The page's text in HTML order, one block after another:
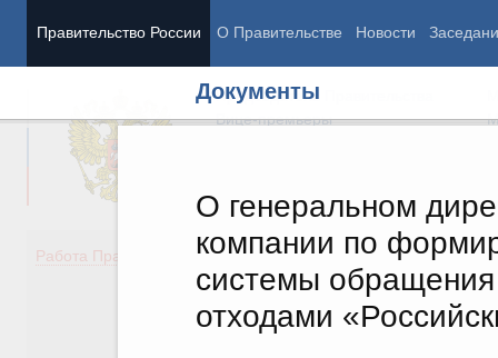
Правительство России О Правительстве Новости
Документы
О генеральном
компании по
системы
отходами
Председатель Правительства
Вице-премьеры
Работа Правительства
Демография
Здоровье
Образование
Культура